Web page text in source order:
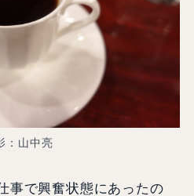
：山中亮
事で興奮状態にあったの